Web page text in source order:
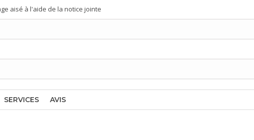
aisé à l'aide de la notice jointe
SERVICES AVIS